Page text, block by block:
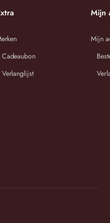
Cadeaubon
Verlanglijst
Mijn
Mijn